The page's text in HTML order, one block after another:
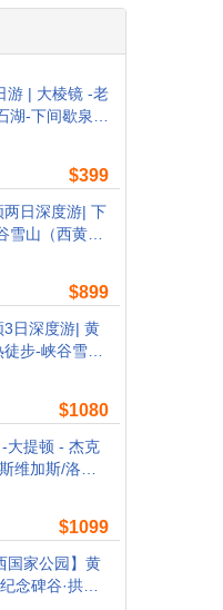
游 | 大棱镜 -老
-下间歇泉盆
$399
日深度游| 下
雪山（西黄石
$899
日深度游| 黄
步-峡谷雪山
$1080
大提顿 - 杰克
维加斯/洛杉
$1099
国家公园】黄
念碑谷·拱门·